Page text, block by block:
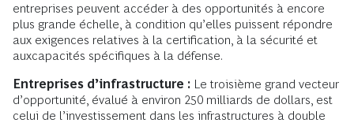
entreprises peuvent accéder à des opportunités à encore
plus grande échelle, à condition qu’elles puissent répondre
aux exigences relatives à la certification, à la sécurité et
auxcapacités spécifiques à la défense.
Entreprises d’infrastructure : Le troisième grand vecteur
d’opportunité, évalué à environ 250 milliards de dollars, est
celui de l’investissement dans les infrastructures à double